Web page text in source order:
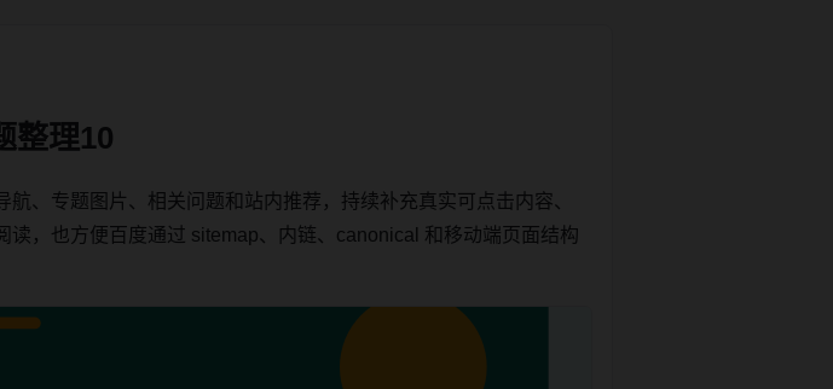
整理10
、专题图片、相关问题和站内推荐，持续补充真实可点击内容、
，也方便百度通过 sitemap、内链、canonical 和移动端页面结构